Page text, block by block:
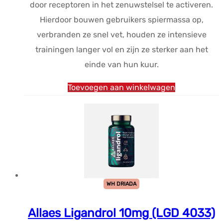
door receptoren in het zenuwstelsel te activeren.
Hierdoor bouwen gebruikers spiermassa op,
verbranden ze snel vet, houden ze intensieve
trainingen langer vol en zijn ze sterker aan het
einde van hun kuur.
Toevoegen aan winkelwagen
WH DRIADA
Allaes Ligandrol 10mg (LGD 4033)